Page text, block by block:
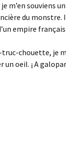
m’en souviens
du monstre. Il
empire français
truc-chouette, je
un oeil. ¡ A